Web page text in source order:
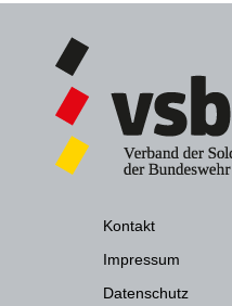
Kontakt
Impressum
Datenschutz